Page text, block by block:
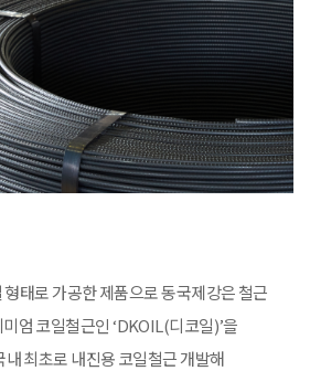
태로 가공한 제품으로 동국제강은 철근
엄 코일철근인 ‘DKOIL(디코일)’을
최초로 내진용 코일철근 개발해